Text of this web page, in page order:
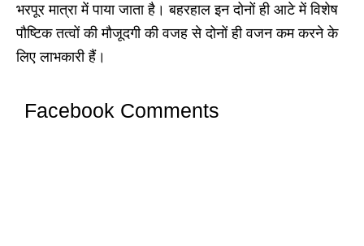
भरपूर मात्रा में पाया जाता है। बहरहाल इन दोनों ही आटे में विशेष
पौष्टिक तत्वों की मौजूदगी की वजह से दोनों ही वजन कम करने के
लिए लाभकारी हैं।
Facebook Comments